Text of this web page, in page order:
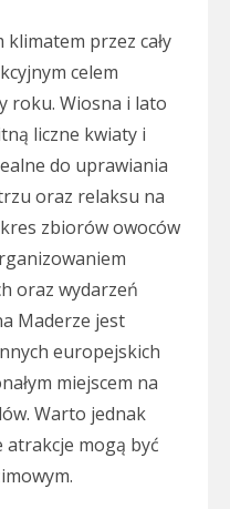
klimatem przez cały
celem
roku. Wiosna i lato
liczne kwiaty i
do uprawiania
oraz relaksu na
zbiorów owoców
oraz wydarzeń
Maderze jest
europejskich
miejscem na
Warto jednak
mogą być